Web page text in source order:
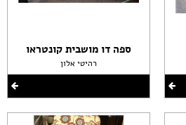
ספה דו מושבית קונטראו
רהיטי אלון